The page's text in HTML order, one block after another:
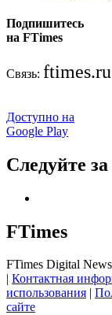
Подпишитесь
на FTimes
Связь:
Доступно на
Google Play
Следуйте
FTimes
FTimes Digital
Контактная
использования
сайте